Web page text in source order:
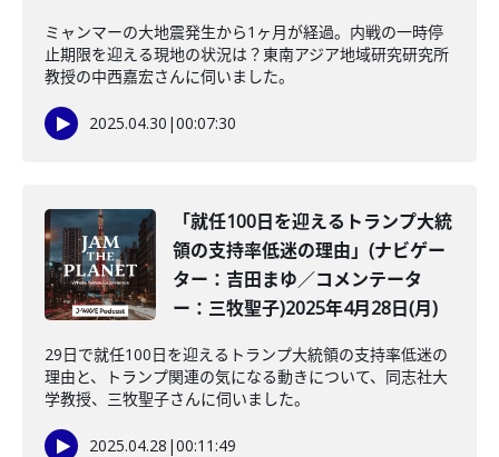
ミャンマーの大地震発生から1ヶ月が経過。内戦の一時停
止期限を迎える現地の状況は？東南アジア地域研究研究所
教授の中西嘉宏さんに伺いました。
2025.04.30 |00:07:30
「就任100日を迎えるトランプ大統
領の支持率低迷の理由」(ナビゲー
ター：吉田まゆ／コメンテータ
ー：三牧聖子)2025年4月28日(月)
29日で就任100日を迎えるトランプ大統領の支持率低迷の
理由と、トランプ関連の気になる動きについて、同志社大
学教授、三牧聖子さんに伺いました。
2025.04.28 |00:11:49